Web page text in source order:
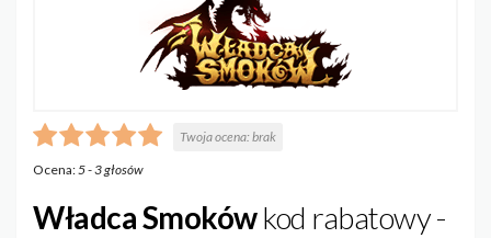
Twoja ocena:brak
Ocena:5-3głosów
Władca Smokówkod rabatowy -